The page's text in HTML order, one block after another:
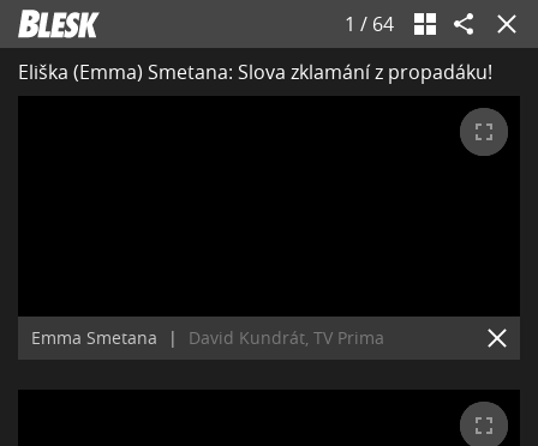
1 / 64
Eliška (Emma) Smetana: Slova zklamání z propadáku!
Emma Smetana | David Kundrát, TV Prima